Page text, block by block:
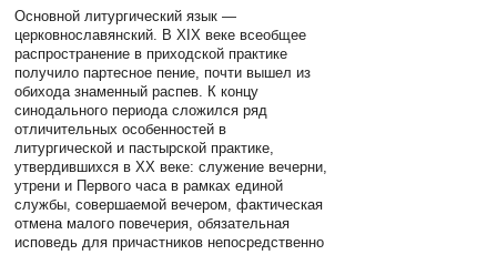
Основной литургический язык —
церковнославянский. В XIX веке всеобщее
распространение в приходской практике
получило партесное пение, почти вышел из
обихода знаменный распев. К концу
синодального периода сложился ряд
отличительных особенностей в
литургической и пастырской практике,
утвердившихся в XX веке: служение вечерни,
утрени и Первого часа в рамках единой
службы, совершаемой вечером, фактическая
отмена малого повечерия, обязательная
исповедь для причастников непосредственно